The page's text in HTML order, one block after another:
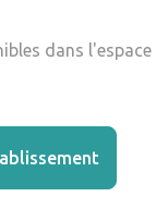
dans l'espace